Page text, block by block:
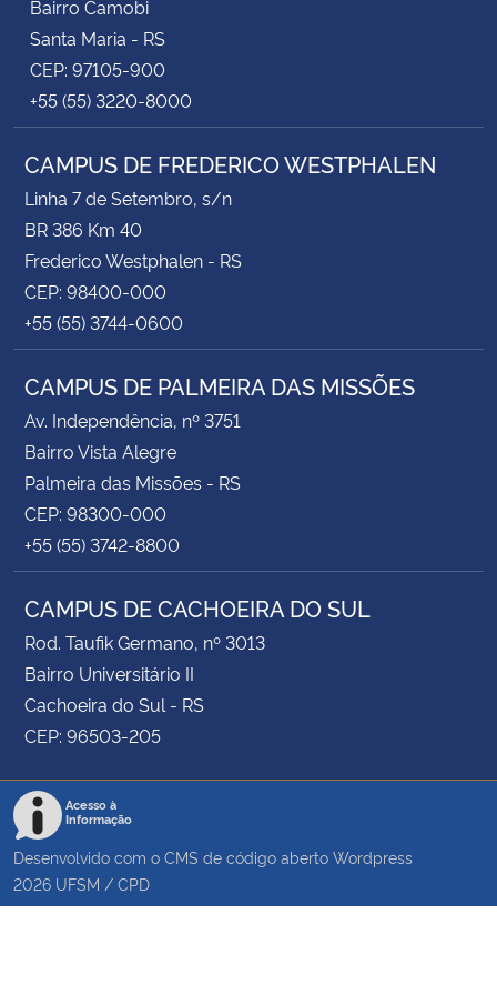
Bairro Camobi
Santa Maria - RS
CEP: 97105-900
+55 (55) 3220-8000
CAMPUS DE FREDERICO WESTPHALEN
Linha 7 de Setembro, s/n
BR 386 Km 40
Frederico Westphalen - RS
CEP: 98400-000
+55 (55) 3744-0600
CAMPUS DE PALMEIRA DAS MISSÕES
Av. Independência, nº 3751
Bairro Vista Alegre
Palmeira das Missões - RS
CEP: 98300-000
+55 (55) 3742-8800
CAMPUS DE CACHOEIRA DO SUL
Rod. Taufik Germano, nº 3013
Bairro Universitário II
Cachoeira do Sul - RS
CEP: 96503-205
Acesso à
Informação
Desenvolvido com o CMS de código aberto Wordpress
2026 UFSM / CPD